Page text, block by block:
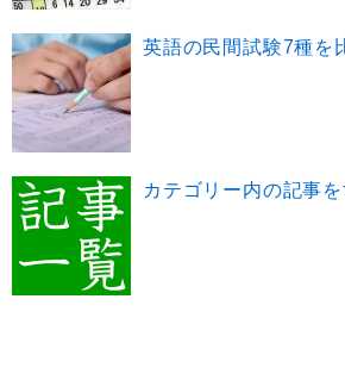
英語の民間試験7種を
カテゴリー内の記事